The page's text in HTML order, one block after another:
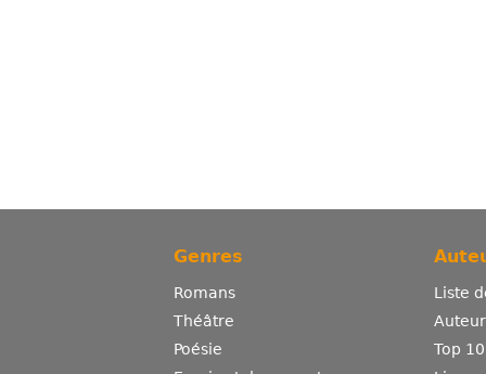
Genres
Romans
Théâtre
Poésie
Liste
Top